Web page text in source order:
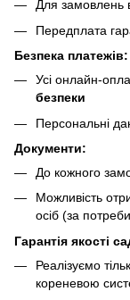
Для замовлень
Передплата
Безпека платежів:
Усі онлайн-
безпеки
Персональні
Документи:
До кожного
Можливість
осіб (за
Гарантія якості
Реалізуємо
кореневою